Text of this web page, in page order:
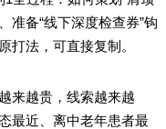
准备“线下深度检查券”钩
打法，可直接复制。
越贵，线索越来越
最近、离中老年患者最